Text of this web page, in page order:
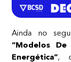
Ainda no
“Modelos De
Energética”,